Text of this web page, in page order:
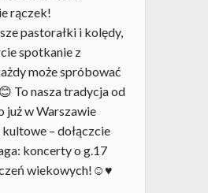
rączek!
pastorałki i kolędy,
spotkanie z
może spróbować
To nasza tradycja od
już w Warszawie
– dołączcie
koncerty o g.17
wiekowych!☺♥